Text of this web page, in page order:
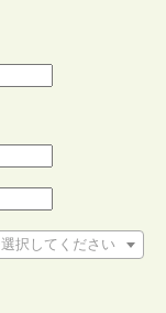
択してください
てください